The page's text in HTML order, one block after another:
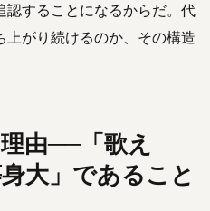
認することになるからだ。代
がり続けるのか、その構造
由──「歌え
大」であること